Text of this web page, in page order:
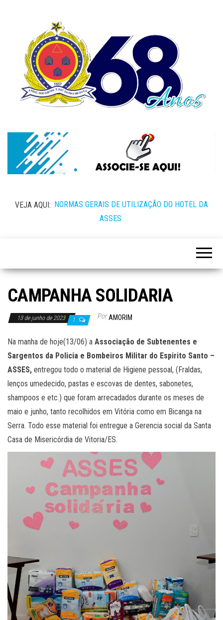
VEJA AQUI: NORMAS GERAIS DE UTILIZAÇÃO DO HOTEL DA
ASSES
CAMPANHA SOLIDARIA
13 de junho de 2023 1 Por AMORIM
Na manha de hoje(13/06) a Associação de Subtenentes e
Sargentos da Policia e Bombeiros Militar do Espirito Santo –
ASSES, entregou todo o material de Higiene pessoal, (Fraldas,
lenços umedecido, pastas e escovas de dentes, sabonetes,
shampoos e etc.) que foram arrecadados durante os meses de
maio e junho, tanto recolhidos em Vitória como em Bicanga na
Serra. Todo esse material foi entregue a Gerencia social da Santa
Casa de Misericórdia de Vitoria/ES.